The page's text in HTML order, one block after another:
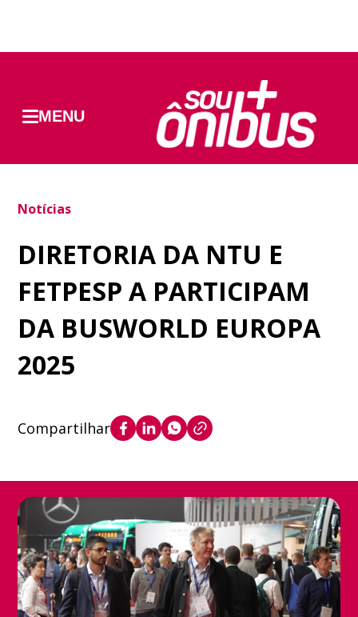
MENU
Notícias
DIRETORIA DA NTU E
FETPESP A PARTICIPAM
DA BUSWORLD EUROPA
2025
Compartilhar